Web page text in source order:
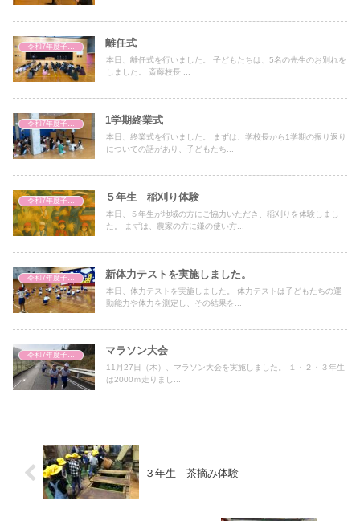
令和7年度子どもの様子 離任式
本日、離任式を行いました。 子どもたちは、5名の先生のお別れを
1学期終業式
本日、終業式を行いました。 まずは、学校長から1学期の振り返り
についての話があり、子どもたち...
５年生 稲刈り体験
本日、５年生が地域の方にご協力いただき、稲刈りを体験しまし
た。 まずは、農家の方に鎌の使い方...
新体力テストを実施しました。
本日、体力テストを実施しました。 体力テストは子どもたちの運
動能力や体力を測定し、その結果を...
マラソン大会
11月27日（木）、マラソン大会を実施しました。 １・２・３年生
は2000ｍ走りまし...
３年生 茶摘み体験